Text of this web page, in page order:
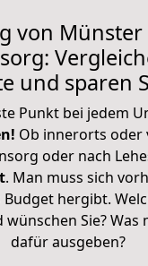
von Münster
und sparen
Punkt bei jedem
Ob innerorts oder
oder nach
. Man muss sich
Budget hergibt.
Sie? Was
dafür ausgeben?